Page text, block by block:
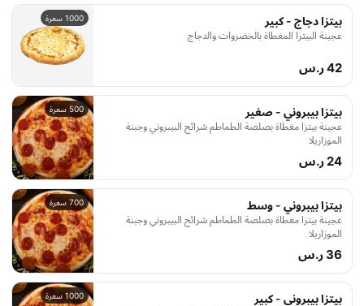
1000 سعرة بيتزا دجاج - كبير
عجينة البيتزا المغطاة بالخضروات والدجاج
42 ر.س
500 سعرة بيتزا بيبروني - صغير
عجينة بيتزا مغطاة بصلصة الطماطم شرائح البيبروني وجبنة
الموزاريلا
24 ر.س
700 سعرة بيتزا بيبروني - وسط
عجينة بيتزا مغطاة بصلصة الطماطم شرائح البيبروني وجبنة
الموزاريلا
36 ر.س
1000 سعرة بيتزا بيبروني - كبير